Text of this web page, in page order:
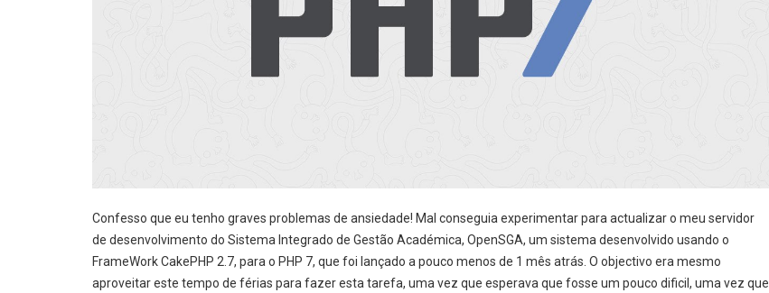
Confesso que eu tenho graves problemas de ansiedade! Mal conseguia experimentar para actualizar o meu servidor
de desenvolvimento do Sistema Integrado de Gestão Académica, OpenSGA, um sistema desenvolvido usando o
FrameWork CakePHP 2.7, para o PHP 7, que foi lançado a pouco menos de 1 mês atrás. O objectivo era mesmo
aproveitar este tempo de férias para fazer esta tarefa, uma vez que esperava que fosse um pouco dificil, uma vez que